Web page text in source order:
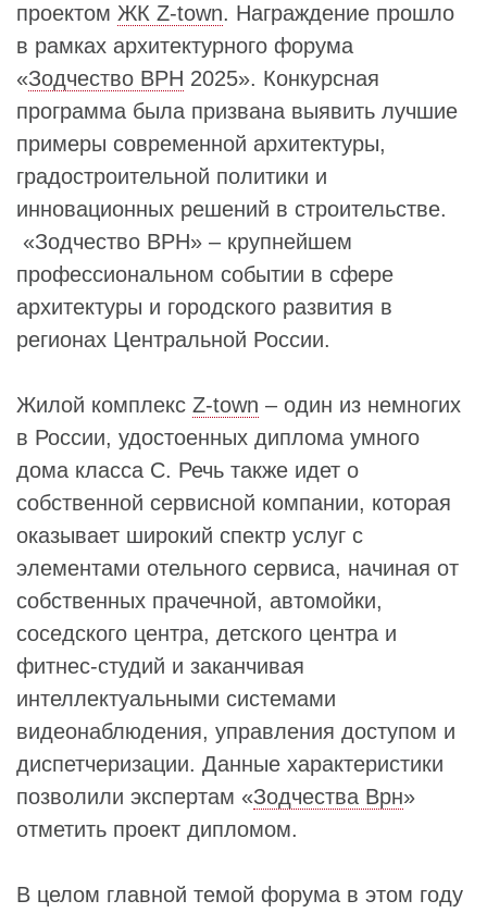
проектом ЖК Z-town. Награждение прошло
в рамках архитектурного форума
«Зодчество ВРН 2025». Конкурсная
программа была призвана выявить лучшие
примеры современной архитектуры,
градостроительной политики и
инновационных решений в строительстве.
«Зодчество ВРН» – крупнейшем
профессиональном событии в сфере
архитектуры и городского развития в
регионах Центральной России.
Жилой комплекс Z-town – один из немногих
в России, удостоенных диплома умного
дома класса С. Речь также идет о
собственной сервисной компании, которая
оказывает широкий спектр услуг с
элементами отельного сервиса, начиная от
собственных прачечной, автомойки,
соседского центра, детского центра и
фитнес-студий и заканчивая
интеллектуальными системами
видеонаблюдения, управления доступом и
диспетчеризации. Данные характеристики
позволили экспертам «Зодчества Врн»
отметить проект дипломом.
В целом главной темой форума в этом году